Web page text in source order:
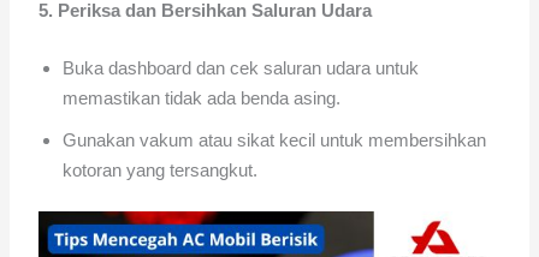
5. Periksa dan Bersihkan Saluran Udara
Buka dashboard dan cek saluran udara untuk
memastikan tidak ada benda asing.
Gunakan vakum atau sikat kecil untuk membersihkan
kotoran yang tersangkut.